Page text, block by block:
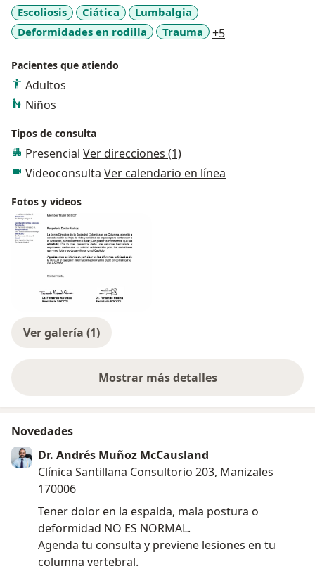
Escoliosis Ciática
Lumbalgia
Deformidades en rodilla
Trauma +5
Pacientes que atiendo
Adultos
Niños
Tipos de consulta
Presencial Ver direcciones (1)
Videoconsulta Ver calendario en línea
Fotos y videos
Ver galería (1)
Mostrar más detalles
sobre la experiencia
Novedades
Dr. Andrés Muñoz McCausland
Clínica Santillana Consultorio 203, Manizales
170006
Tener dolor en la espalda, mala postura o
deformidad NO ES NORMAL.
Agenda tu consulta y previene lesiones en tu
columna vertebral.